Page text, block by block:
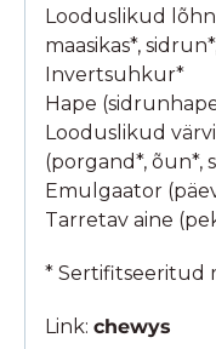
Looduslikud
maasikas*,
Invertsuhkur*
Hape
Looduslikud
(porgand*, õun*,
Emulgaator
Tarretav aine
* Sertifitseeritud
Link:chewys